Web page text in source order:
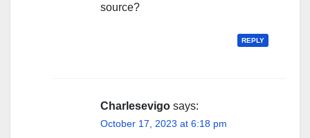
source?
REPLY
Charlesevigo says:
October 17, 2023 at 6:18 pm